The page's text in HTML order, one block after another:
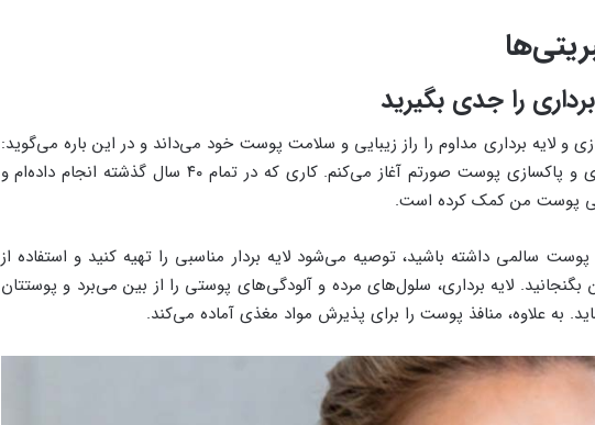
را جدی بگیرید
و لایه برداری مداوم را راز زیبایی و سلامت پوست خود می‌داند و در این باره می‌گوید:
من روزم را با لایه برداری و پاکسازی پوست صورتم آغاز می‌کنم. کاری که در تمام ۴۰ سال گذشته انجام داده‌ام و
پوست من کمک کرده است.
سالمی داشته باشید، توصیه می‌شود لایه بردار مناسبی را تهیه کنید و استفاده از
بگنجانید. لایه برداری، سلول‌های مرده و آلودگی‌های پوستی را از بین می‌برد و پوستتان
به علاوه، منافذ پوست را برای پذیرش مواد مغذی آماده می‌کند.